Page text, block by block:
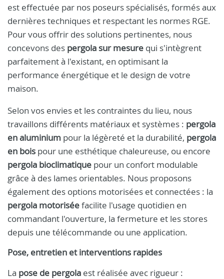
est effectuée par nos poseurs spécialisés, formés aux
dernières techniques et respectant les normes RGE.
Pour vous offrir des solutions pertinentes, nous
concevons des pergola sur mesure qui s'intègrent
parfaitement à l'existant, en optimisant la
performance énergétique et le design de votre
maison.
Selon vos envies et les contraintes du lieu, nous
travaillons différents matériaux et systèmes : pergola
en aluminium pour la légèreté et la durabilité, pergola
en bois pour une esthétique chaleureuse, ou encore
pergola bioclimatique pour un confort modulable
grâce à des lames orientables. Nous proposons
également des options motorisées et connectées : la
pergola motoriséefacilite l'usage quotidien en
commandant l'ouverture, la fermeture et les stores
depuis une télécommande ou une application.
Pose, entretien et interventions rapides
La pose de pergola est réalisée avec rigueur :